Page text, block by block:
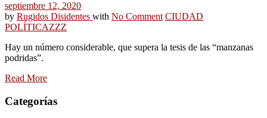
septiembre 12, 2020
by Rugidos Disidentes with No Comment CIUDAD
POLÍTICAZZZ
Hay un número considerable, que supera la tesis de las “manzanas
podridas”.
Read More
Categorías